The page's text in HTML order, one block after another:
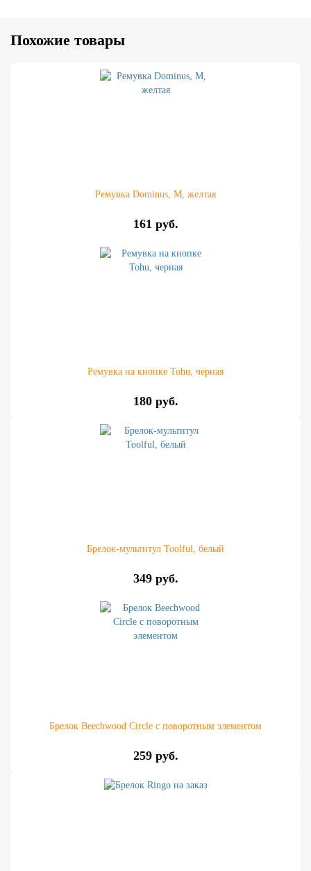
Похожие товары
Ремувка Dominus, М, желтая
161 руб.
Ремувка на кнопке Tohu, черная
180 руб.
Брелок-мультитул Toolful, белый
349 руб.
Брелок Beechwood Circle с поворотным элементом
259 руб.